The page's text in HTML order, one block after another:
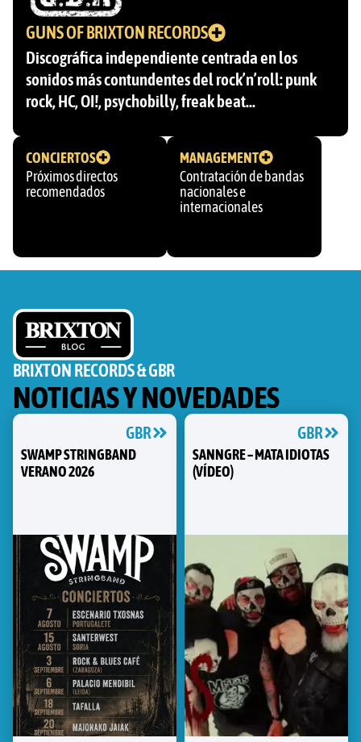
GUNS OF BRIXTON RECORDS
Discográfica independiente centrada en los
sonidos más contundentes del rock’n’roll: punk
rock, HC, OI!, psychobilly, freak beat…
CONCIERTOS
Próximos directos
recomendados
MANAGEMENT
Contratación de bandas
nacionales e
internacionales
BRIXTON RECORDS & GBR
NOTICIAS Y NOVEDADES
GBR
SWAMP STRINGBAND
VERANO 2026
GBR
SANNGRE – MATA IDIOTAS
(VÍDEO)